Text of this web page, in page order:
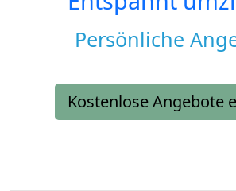
Persönliche
Kostenlose Angebote